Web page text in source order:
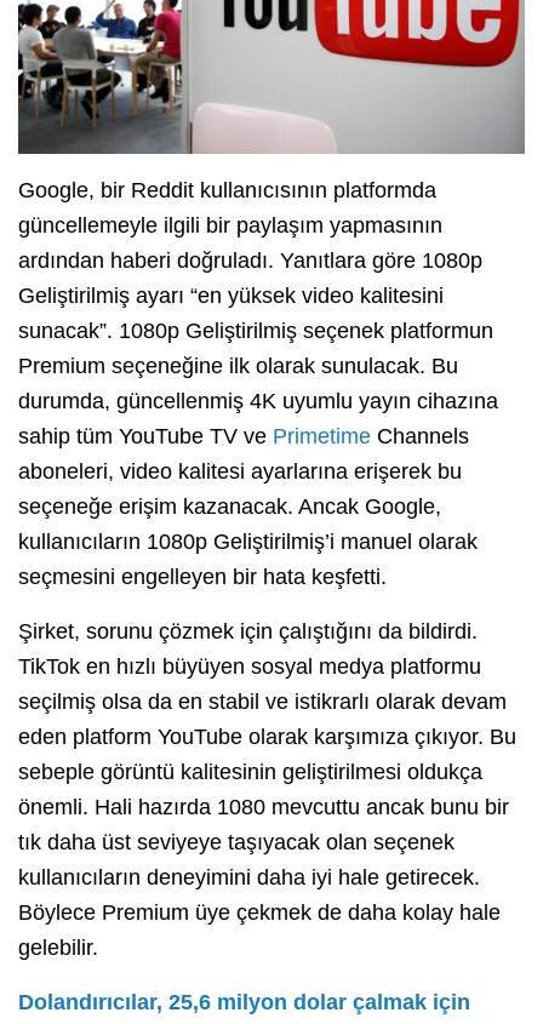
Google, bir Reddit kullanıcısının platformda
güncellemeyle ilgili bir paylaşım yapmasının
ardından haberi doğruladı. Yanıtlara göre 1080p
Geliştirilmiş ayarı “en yüksek video kalitesini
sunacak”. 1080p Geliştirilmiş seçenek platformun
Premium seçeneğine ilk olarak sunulacak. Bu
durumda, güncellenmiş 4K uyumlu yayın cihazına
sahip tüm YouTube TV ve Primetime Channels
aboneleri, video kalitesi ayarlarına erişerek bu
seçeneğe erişim kazanacak. Ancak Google,
kullanıcıların 1080p Geliştirilmiş’i manuel olarak
seçmesini engelleyen bir hata keşfetti.
Şirket, sorunu çözmek için çalıştığını da bildirdi.
TikTok en hızlı büyüyen sosyal medya platformu
seçilmiş olsa da en stabil ve istikrarlı olarak devam
eden platform YouTube olarak karşımıza çıkıyor. Bu
sebeple görüntü kalitesinin geliştirilmesi oldukça
önemli. Hali hazırda 1080 mevcuttu ancak bunu bir
tık daha üst seviyeye taşıyacak olan seçenek
kullanıcıların deneyimini daha iyi hale getirecek.
Böylece Premium üye çekmek de daha kolay hale
gelebilir.
Dolandırıcılar, 25,6 milyon dolar çalmak için